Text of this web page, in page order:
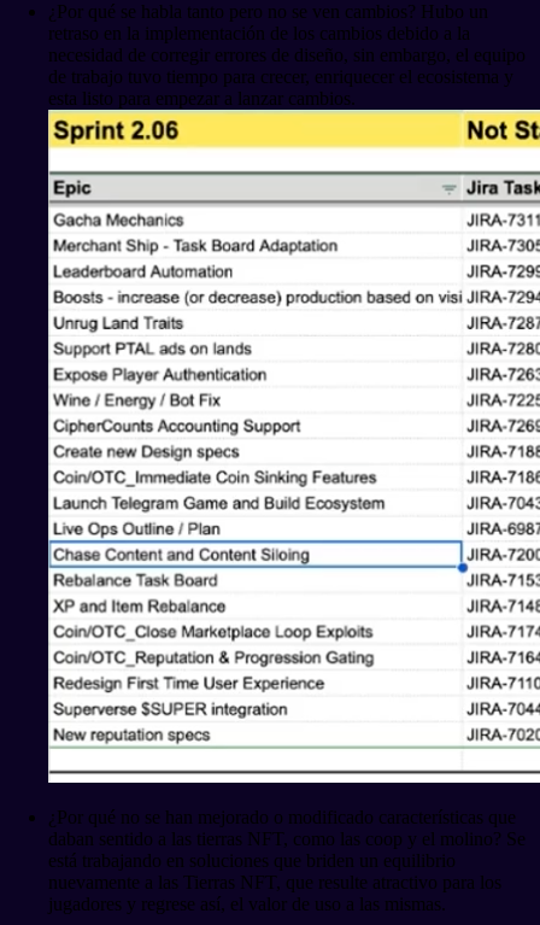
¿Por qué se habla tanto pero no se ven cambios? Hubo un
retraso en la implementación de los cambios debido a la
necesidad de corregir errores de diseño, sin embargo, el equipo
de trabajo tuvo tiempo para crecer, enriquecer el ecosistema y
esta listo para empezar a lanzar cambios.
¿Por qué no se han mejorado o modificado características que
daban sentido a las tierras NFT, como las coop y el molino? Se
está trabajando en soluciones que briden un equilibrio
nuevamente a las Tierras NFT, que resulte atractivo para los
jugadores y regrese así, el valor de uso a las mismas.